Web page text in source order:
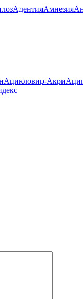
АдентияАмнезия
Ацикловир-Акри